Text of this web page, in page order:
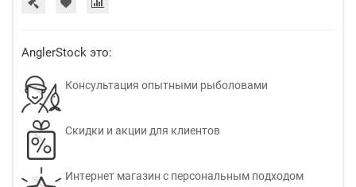
AnglerStock это:
Консультация опытными рыболовами
Скидки и акции для клиентов
Интернет магазин с персональным подходом